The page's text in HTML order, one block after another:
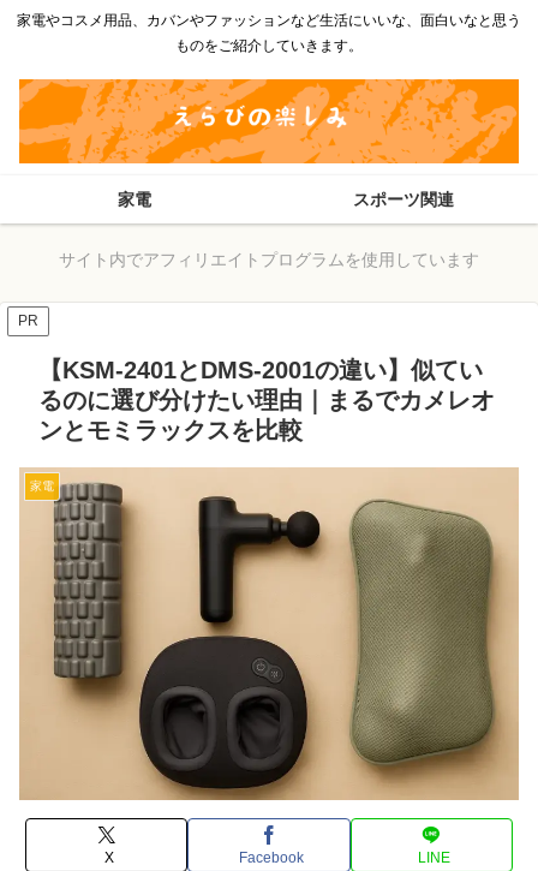
家電やコスメ用品、カバンやファッションなど生活にいいな、面白いなと思う
ものをご紹介していきます。
家電 スポーツ関連
サイト内でアフィリエイトプログラムを使用しています
PR
【KSM-2401とDMS-2001の違い】似てい
るのに選び分けたい理由｜まるでカメレオ
ンとモミラックスを比較
家電
X Facebook LINE